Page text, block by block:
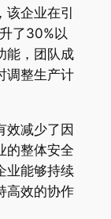
企业在引
了30%以
能，团队成
调整生产计
效减少了因
的整体安全
业能够持续
高效的协作